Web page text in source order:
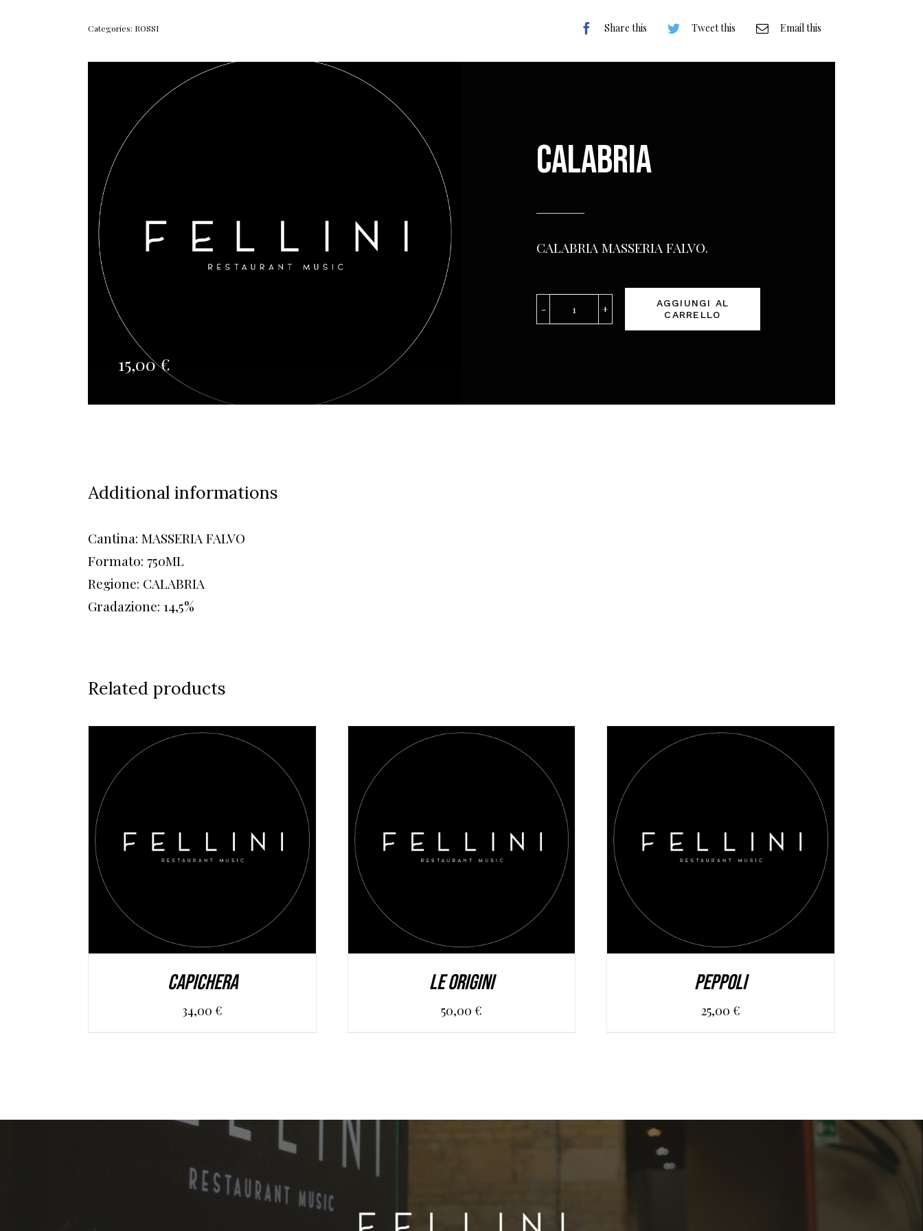
Categories: ROSSI Share this Tweet this Email this
15,00€
CALABRIA
CALABRIA MASSERIA FALVO.
CALABRIA
AGGIUNGI AL
CARRELLO
Additional informations
Cantina: MASSERIA FALVO
Formato: 750ML
Regione: CALABRIA
Gradazione: 14,5%
Related products
AGGIUNGI AL CARRELLO DETAILS
CAPICHERA
34,00€
AGGIUNGI AL CARRELLO DETAILS
LE ORIGINI
50,00 €
AGGIUNGI AL CARRELLO DETAILS
PEPPOLI
25,00 €